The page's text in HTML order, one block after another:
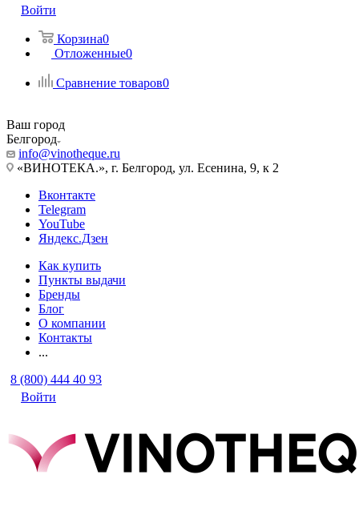
Войти
Корзина0
Отложенные0
Сравнение товаров0
Ваш город
Белгород
info@vinotheque.ru
«ВИНОТЕКА.», г. Белгород, ул. Есенина, 9, к 2
Вконтакте
Telegram
YouTube
Яндекс.Дзен
Как купить
Пункты выдачи
Бренды
Блог
О компании
Контакты
...
8 (800) 444 40 93
Войти